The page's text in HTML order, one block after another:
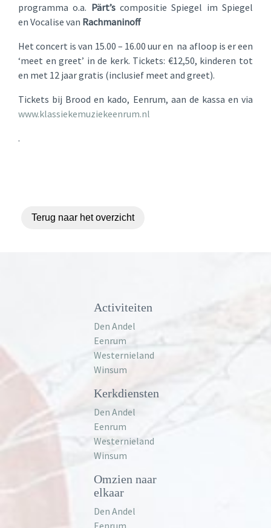
programma o.a. Pärt’scompositie Spiegel im Spiegel
en Vocalise van Rachmaninoff
Het concert is van 15.00 – 16.00 uur en na afloop is er een
‘meet en greet’ in de kerk. Tickets: €12,50, kinderen tot
en met 12 jaar gratis (inclusief meet and greet).
Tickets bij Brood en kado, Eenrum, aan de kassa en via
www.klassiekemuziekeenrum.nl
.
Terug naar het overzicht
Activiteiten
Den Andel
Eenrum
Westernieland
Winsum
Kerkdiensten
Den Andel
Eenrum
Westernieland
Winsum
Omzien naar
elkaar
Den Andel
Eenrum